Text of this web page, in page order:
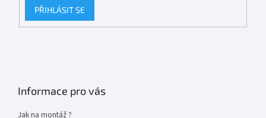
PŘIHLÁSIT SE
Informace pro vás
Jak na montáž ?